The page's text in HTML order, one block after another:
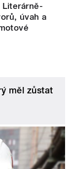
Literárně-
úvah a
měl zůstat